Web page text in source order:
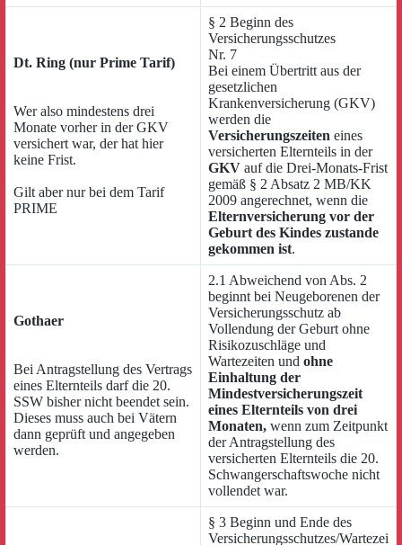
Dt. Ring (nur Prime Tarif)
Wer also mindestens drei
Monate vorher in der GKV
versichert war, der hat hier
keine Frist.
Gilt aber nur bei dem Tarif
PRIME
§ 2 Beginn des
Versicherungsschutzes
Nr. 7
Bei einem Übertritt aus der
gesetzlichen
Krankenversicherung (GKV)
werden die
Versicherungszeiten eines
versicherten Elternteils in der
GKV auf die Drei-Monats-Frist
gemäß § 2 Absatz 2 MB/KK
2009 angerechnet, wenn die
Elternversicherung vor der
Geburt des Kindes zustande
gekommen ist.
Gothaer
Bei Antragstellung des Vertrags
eines Elternteils darf die 20.
SSW bisher nicht beendet sein.
Dieses muss auch bei Vätern
dann geprüft und angegeben
werden.
2.1 Abweichend von Abs. 2
beginnt bei Neugeborenen der
Versicherungsschutz ab
Vollendung der Geburt ohne
Risikozuschläge und
Wartezeiten und ohne
Einhaltung der
Mindestversicherungszeit
eines Elternteils von drei
Monaten, wenn zum Zeitpunkt
der Antragstellung des
versicherten Elternteils die 20.
Schwangerschaftswoche nicht
vollendet war.
§ 3 Beginn und Ende des
Versicherungsschutzes/Wartezei